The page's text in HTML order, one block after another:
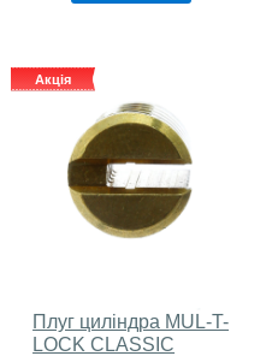
Акція
Плуг циліндра MUL-T-
LOCK CLASSIC